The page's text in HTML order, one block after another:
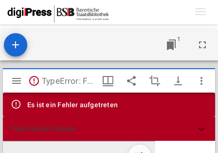
1
Mirador
Viewer
TypeError: Failed to fetch
Es ist ein Fehler aufgetreten
Technische Details